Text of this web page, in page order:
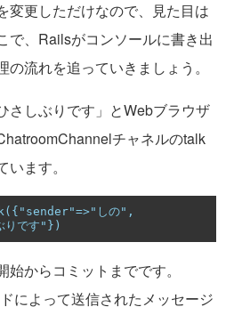
変更しただけなので、見た目は
で、Railsがコンソールに書き出
流れを追っていきましょう。
さしぶりです」とWebブラウザ
チャネルのtalk
ます。
しの",
りです"})
からコミットまでです。
によって送信されたメッセージ